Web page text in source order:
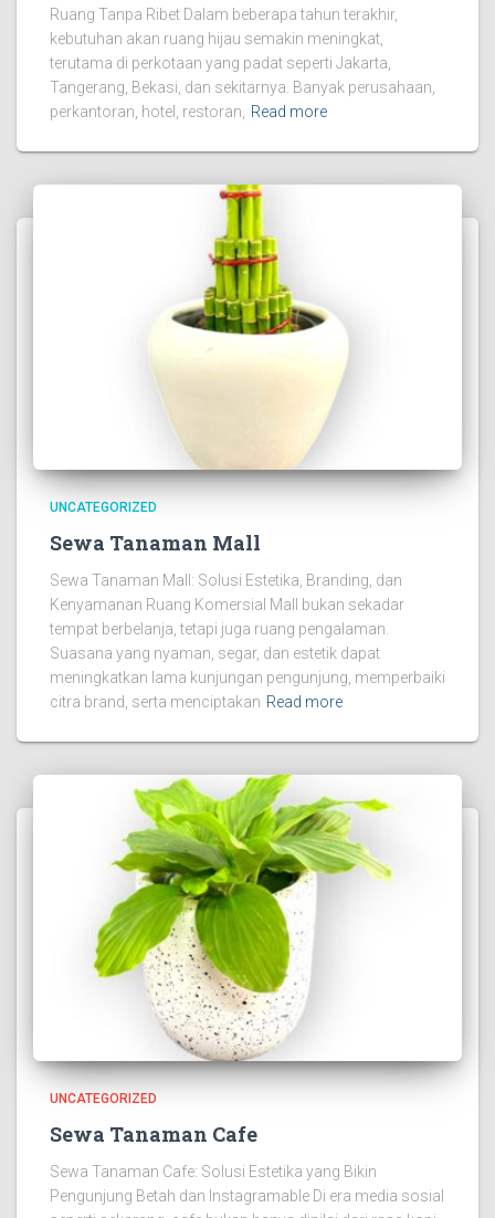
Ruang Tanpa Ribet Dalam beberapa tahun terakhir,
kebutuhan akan ruang hijau semakin meningkat,
terutama di perkotaan yang padat seperti Jakarta,
Tangerang, Bekasi, dan sekitarnya. Banyak perusahaan,
perkantoran, hotel, restoran,
Read more
UNCATEGORIZED
Sewa Tanaman Mall
Sewa Tanaman Mall: Solusi Estetika, Branding, dan
Kenyamanan Ruang Komersial Mall bukan sekadar
tempat berbelanja, tetapi juga ruang pengalaman.
Suasana yang nyaman, segar, dan estetik dapat
meningkatkan lama kunjungan pengunjung, memperbaiki
citra brand, serta menciptakan Read more
UNCATEGORIZED
Sewa Tanaman Cafe
Sewa Tanaman Cafe: Solusi Estetika yang Bikin
Pengunjung Betah dan Instagramable Di era media sosial